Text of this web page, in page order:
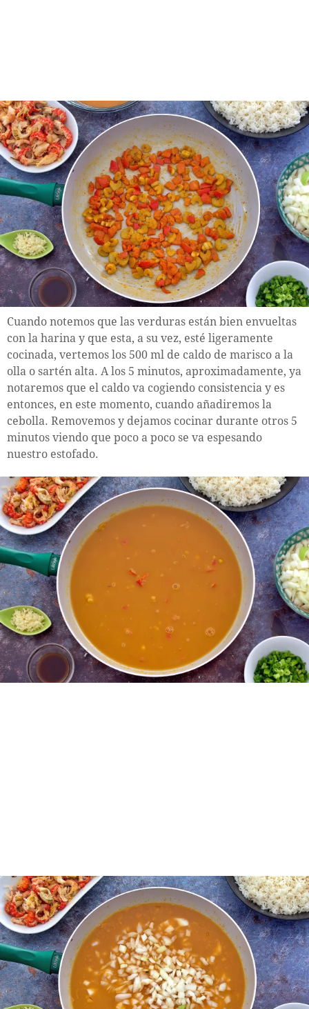
Cuando notemos que las verduras están bien envueltas
con la harina y que esta, a su vez, esté ligeramente
cocinada, vertemos los 500 ml de caldo de marisco a la
olla o sartén alta. A los 5 minutos, aproximadamente, ya
notaremos que el caldo va cogiendo consistencia y es
entonces, en este momento, cuando añadiremos la
cebolla. Removemos y dejamos cocinar durante otros 5
minutos viendo que poco a poco se va espesando
nuestro estofado.